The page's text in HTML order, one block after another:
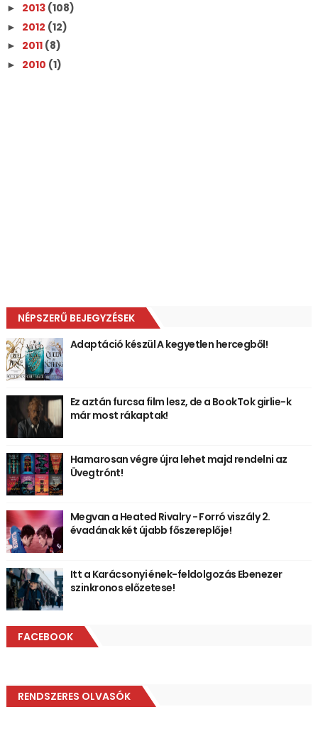
► 2013 (108)
► 2012 (12)
► 2011 (8)
► 2010 (1)
NÉPSZERŰ BEJEGYZÉSEK
Adaptáció készül A kegyetlen hercegből!
Ez aztán furcsa film lesz, de a BookTok girlie-k
már most rákaptak!
Hamarosan végre újra lehet majd rendelni az
Üvegtrónt!
Megvan a Heated Rivalry - Forró viszály 2.
évadának két újabb főszereplője!
Itt a Karácsonyi ének-feldolgozás Ebenezer
szinkronos előzetese!
FACEBOOK
RENDSZERES OLVASÓK